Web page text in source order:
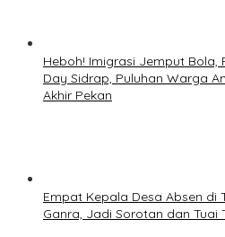
Heboh! Imigrasi Jemput Bola,
Day Sidrap, Puluhan Warga
Akhir Pekan
Empat Kepala Desa Absen di
Ganra, Jadi Sorotan dan Tuai